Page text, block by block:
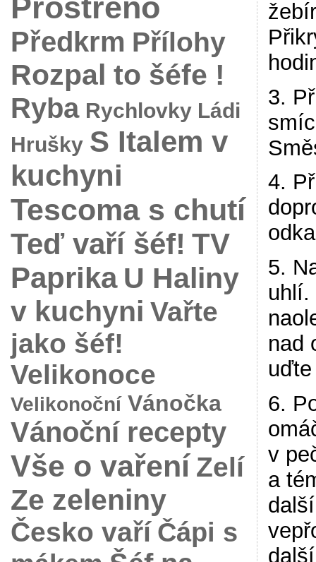
Prostřeno
Předkrm Přílohy
Rozpal to šéfe !
Ryba Rychlovky Ládi
Hrušky S Italem v
kuchyni
Tescoma s chutí
Teď vaří šéf! TV
Paprika U Haliny
v kuchyni Vařte
jako šéf!
Velikonoce
Velikonoční Vánočka
Vánoční recepty
Vše o vaření Zelí
Ze zeleniny
Česko vaří Čápi s
3.
4.
5.
uhlí.
nad
6.
v
a